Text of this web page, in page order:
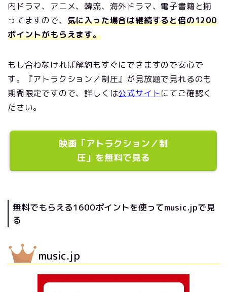
内ドラマ、アニメ、韓流、海外ドラマ、電子書籍と揃
ってますので、 気に入った場合は継続すると倍の1200
ポイントがもらえます。
もし合わなければ解約もすぐにできますので安心で
す。『アトラクション／制圧』が見放題で見れるのも
期間限定ですので、詳しくは公式サイトにてご確認く
ださい。
映画「アトラクション／制
圧」を無料で見る
無料でもらえる1600ポイントを使ってmusic.jpで見
る
music.jp